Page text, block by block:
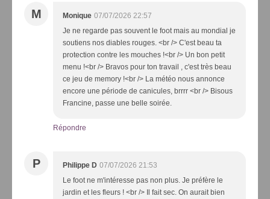
M Monique 07/07/2026 22:57
Je ne regarde pas souvent le foot mais au mondial je
soutiens nos diables rouges. <br /> C'est beau ta
protection contre les mouches !<br /> Un bon petit
menu !<br /> Bravos pour ton travail , c'est très beau
ce jeu de memory !<br /> La météo nous annonce
encore une période de canicules, brrrr <br /> Bisous
Francine, passe une belle soirée.
Répondre
P Philippe D 07/07/2026 21:53
Le foot ne m'intéresse pas non plus. Je préfère le
jardin et les fleurs ! <br /> Il fait sec. On aurait bien